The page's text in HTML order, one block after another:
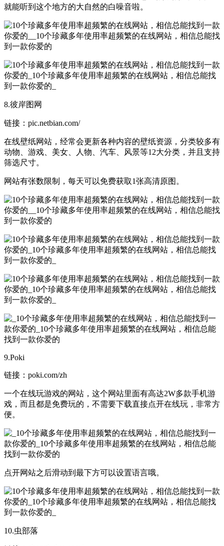
就能听到这个地方的大自然的白噪音啦。
8.彼岸图网
链接：pic.netbian.com/
在线壁纸网站，经常会更新各种内容的壁纸资源，分类较多有
动物、游戏、美女、人物、汽车、风景等12大分类，并且支持
筛选尺寸。
网站有张数限制，每天可以免费获取1张高清原图。
9.Poki
链接：poki.com/zh
一个在线玩游戏的网站，这个网站里面有高达2W多款手机游
戏，而且都是免费玩的，不需要下载直接点开在线玩，非常方
便。
点开网站之后滑动到最下方可以设置语言哦。
10.虫部落